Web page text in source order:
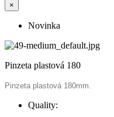
×
Novinka
Pinzeta plastová 180
Pinzeta plastová 180mm.
Quality: